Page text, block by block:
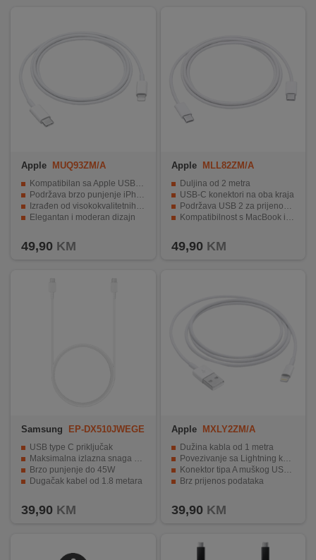
DIGITALIS
Apple MUQ93ZM/A
Kompatibilan sa Apple USB-C adapterima
Podržava brzo punjenje iPhone i iPad-a
Izrađen od visokokvalitetnih materijala
Elegantan i moderan dizajn
49,90 KM
Apple MLL82ZM/A
Duljina od 2 metra
USB-C konektori na oba kraja
Podržava USB 2 za prijenos podataka
Kompatibilnost s MacBook i MacBook Pro
49,90 KM
Samsung
EP-DX510JWEGE
USB type C priključak
Maksimalna izlazna snaga od 100W / 20V / 5A
Brzo punjenje do 45W
Dugačak kabel od 1.8 metara
39,90 KM
Apple MXLY2ZM/A
Dužina kabla od 1 metra
Povezivanje sa Lightning konektorom
Konektor tipa A muškog USB-a
Brz prijenos podataka
39,90 KM